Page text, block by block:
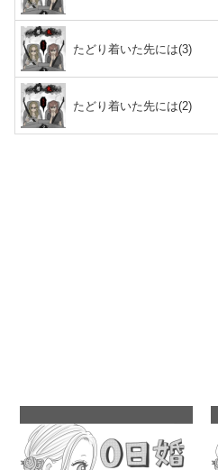
たどり着いた先には(3)
たどり着いた先には(2)